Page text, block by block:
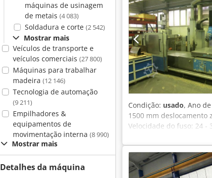
máquinas de usinagem
de metais (4 083)
Soldadura e corte (2 542)
Mostrar mais
Veículos de transporte e
veículos comerciais (27 800)
Máquinas para trabalhar
madeira (12 146)
Tecnologia de automação
(9 211)
Empilhadores &
equipamentos de
movimentação interna (8 990)
Mostrar mais
Detalhes da máquina
Condição: usado, Ano
1500 mm deslocamento
Velocidade do fuso: 24 -
Velocidade de avanço:
48 kW Peso da máquina
Cabeçote de fresagem